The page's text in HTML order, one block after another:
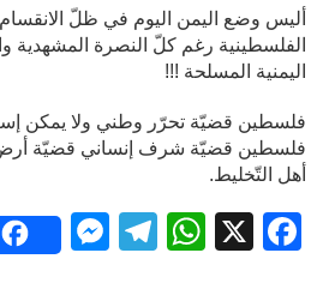
أليس وضع اليمن اليوم في ظلّ
الفلسطينية رغم كلّ النصرة المشهدية
اليمنية المسلحة !!!
فلسطين قضيّة تحرّر وطني ولا يمكن
فلسطين قضيّة شرف إنساني قضيّة أرض
أهل التّخليط.
F
X
W
T
M